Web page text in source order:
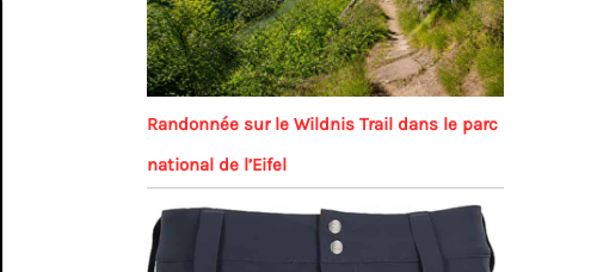
Randonnée sur le Wildnis Trail dans le parc
national de l’Eifel